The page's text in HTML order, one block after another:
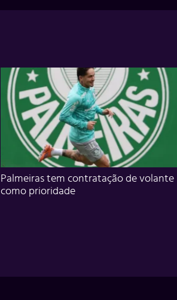
Palmeiras tem contratação de volante
como prioridade